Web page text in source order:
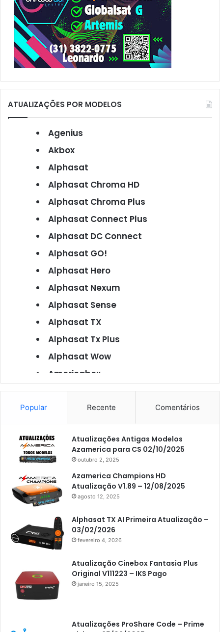
ATUALIZAÇÕES POR MODELOS
Agenius
Akbox
Alphasat
Alphasat Chroma HD
Alphasat Chroma Plus
Alphasat Connect Plus
Alphasat DC Connect
Alphasat GO!
Alphasat Hero
Alphasat Nexum
Alphasat Sense
Alphasat TX
Alphasat Tx Plus
Alphasat Wow
Americabox
Americabox S101
Americabox S105
Americabox S105 Plus
Americabox S205
Americabox S205 Plus
Americabox S305 Plus
Artcom
Athomics
Athomics Eon
Athomics i3
Athomics i3 Bold
Athomics Inspire Qi
Popular Recente Comentários
Atualizações Antigas Modelos
Azamerica para CS 02/10/2025
outubro 2, 2025
Azamerica Champions HD
Atualização V1.89 – 12/08/2025
agosto 12, 2025
Alphasat TX AI Primeira Atualização –
03/02/2026
fevereiro 4, 2026
Atualização Cinebox Fantasia Plus
Original V111223 – IKS Pago
janeiro 15, 2025
Atualizações ProShare Code – Prime